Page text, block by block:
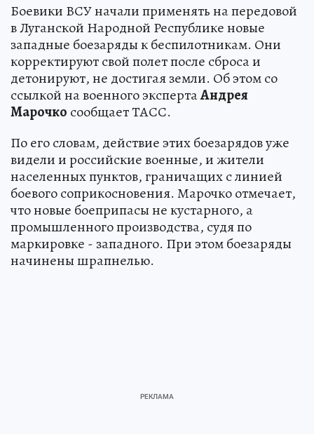
Боевики ВСУ начали применять на передовой
в Луганской Народной Республике новые
западные боезаряды к беспилотникам. Они
корректируют свой полет после сброса и
детонируют, не достигая земли. Об этом со
ссылкой на военного экспертаАндрея
Марочко сообщает ТАСС.
По его словам, действие этих боезарядов уже
видели и российские военные, и жители
населенных пунктов, граничащих с линией
боевого соприкосновения. Марочко отмечает,
что новые боеприпасы не кустарного, а
промышленного производства, судя по
маркировке - западного. При этом боезаряды
начинены шрапнелью.